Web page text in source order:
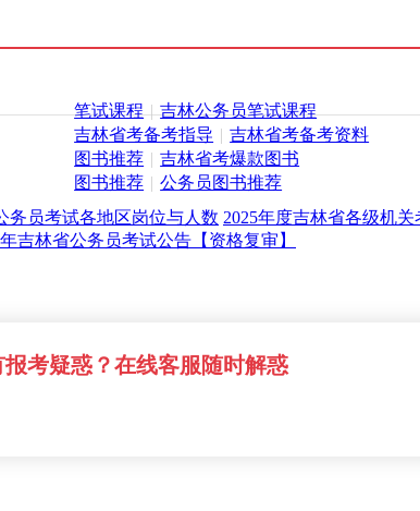
笔试课程 | 吉林公务员笔试课程
吉林省考备考指导 | 吉林省考备考资料
图书推荐 | 吉林省考爆款图书
图书推荐 | 公务员图书推荐
务员考试各地区岗位与人数 2025年度吉林省各级机
吉林省公务员考试公告【资格复审】
报考疑惑？在线客服随时解惑